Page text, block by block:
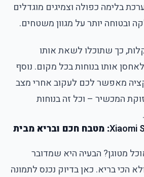
בלימה כפולה וצמיגים מוגדלים
ובטוחה יותר על מגוון משטחים.
כך שתוכלו לשאת אותו
אותו בנוחות בכל מקום. נוסף
מאפשר לכם לעקוב אחרי מצב
המכשיר – וכל זה בנוחות
Xiaomi: מטבח חכם ובריא מבית
מטוגן? הבעיה היא שמדובר
הכי בריא. כאן בדיוק נכנס לתמונה